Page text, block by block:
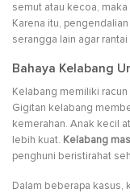
semut atau kecoa,
Karena itu,
serangga lain agar
Bahaya Kelabang
Kelabang memiliki
Gigitan kelabang
kemerahan. Anak kecil
lebih kuat. Kelabang
penghuni beristirahat
Dalam beberapa kasus,